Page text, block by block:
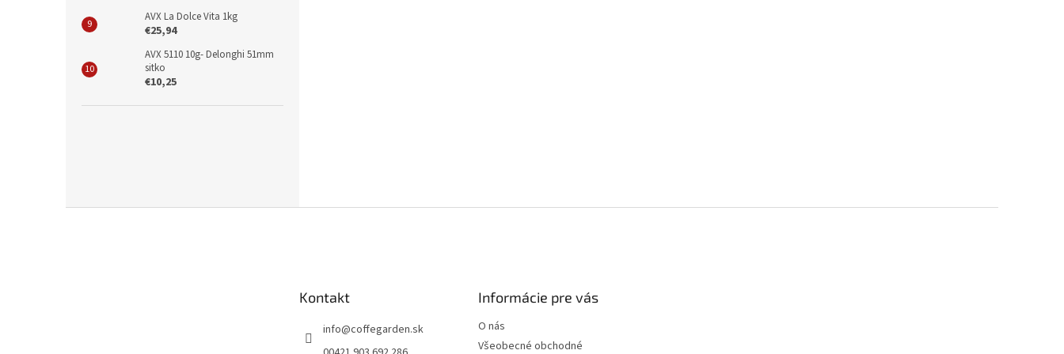
AVX La Dolce Vita 1kg
€25,94
AVX 5110 10g- Delonghi 51mm
sitko
€10,25
Kontakt
info@coffegarden.sk
Informácie pre vás
O nás
Všeobecné obchodné